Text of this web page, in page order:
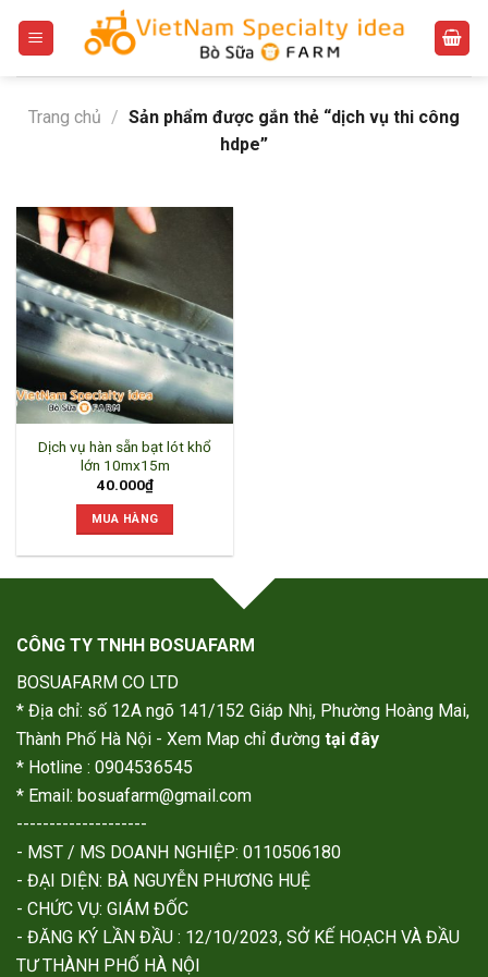
Trang chủ / Sản phẩm được gắn thẻ “dịch vụ thi công
hdpe”
Dịch vụ hàn sẵn bạt lót khổ
lớn 10mx15m
40.000₫
MUA HÀNG
CÔNG TY TNHH BOSUAFARM
BOSUAFARM CO LTD
* Địa chỉ: số 12A ngõ 141/152 Giáp Nhị, Phường Hoàng Mai,
Thành Phố Hà Nội - Xem Map chỉ đường tại đây
* Hotline : 0904536545
* Email: bosuafarm@gmail.com
--------------------
- MST / MS DOANH NGHIỆP: 0110506180
- ĐẠI DIỆN: BÀ NGUYỄN PHƯƠNG HUỆ
- CHỨC VỤ: GIÁM ĐỐC
- ĐĂNG KÝ LẦN ĐẦU : 12/10/2023, SỞ KẾ HOẠCH VÀ ĐẦU
TƯ THÀNH PHỐ HÀ NỘI